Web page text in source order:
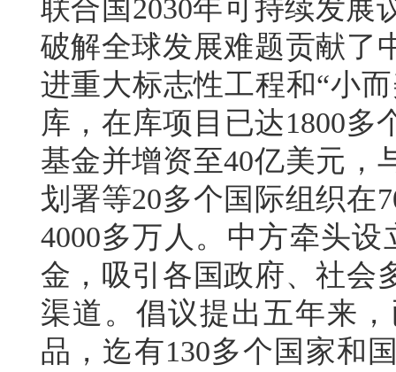
联合国2030年可持续发展
破解全球发展难题贡献了
进重大标志性工程和“小
库，在库项目已达1800
基金并增资至40亿美元，
划署等20多个国际组织在
4000多万人。中方牵头
金，吸引各国政府、社会
渠道。倡议提出五年来
品，迄有130多个国家和